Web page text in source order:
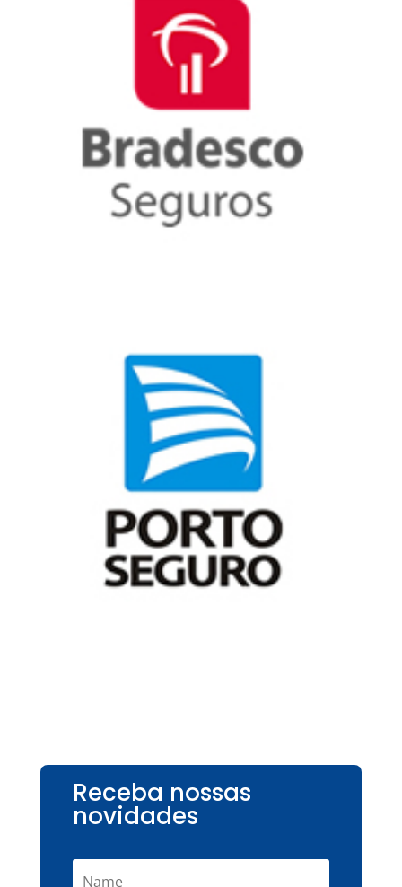
Receba nossas
novidades